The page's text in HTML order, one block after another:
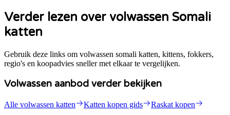
Verder lezen over volwassen Somali
katten
Gebruik deze links om volwassen somali katten, kittens, fokkers,
regio's en koopadvies sneller met elkaar te vergelijken.
Volwassen aanbod verder bekijken
Alle volwassen katten Katten kopen gids Raskat kopen